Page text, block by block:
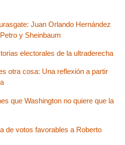
Juan Orlando Hernández
y Sheinbaum
electorales de la ultraderecha
otra cosa: Una reflexión a partir
que Washington no quiere que la
de votos favorables a Roberto